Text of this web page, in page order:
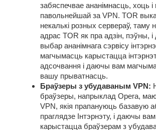
забяспечвае ананімнасць, хоць
павольнейшай за VPN. TOR
некалькі розных сервераў, таму
адрас TOR як пра адзін, пэўны,
выбар ананімнага сэрвісу
магчымасць карыстацца
адсочвання і даючы вам
вашу прыватнасць.
Браўзеры з убудаваным VPN:
браўзеры, напрыклад Opera,
VPN, якія прапануюць базавую
праглядзе Інтэрнэту, і даючы
карыстацца браўзерам з